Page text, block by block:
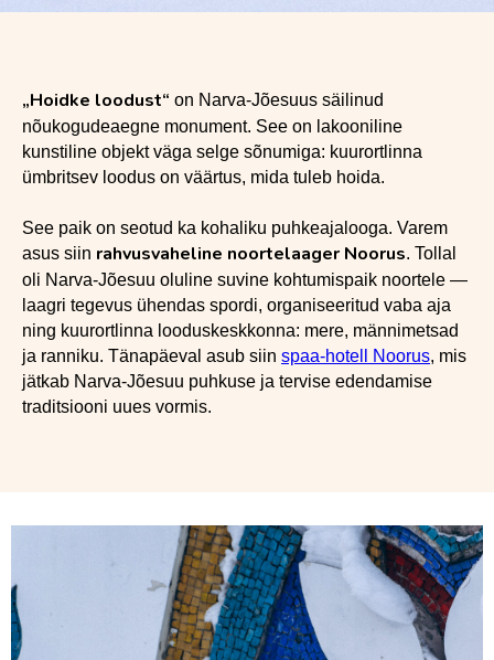
„Hoidke loodust“ on Narva-Jõesuus säilinud
nõukogudeaegne monument. See on lakooniline
kunstiline objekt väga selge sõnumiga: kuurortlinna
ümbritsev loodus on väärtus, mida tuleb hoida.
See paik on seotud ka kohaliku puhkeajalooga. Varem
asus siin rahvusvaheline noortelaager Noorus. Tollal
oli Narva-Jõesuu oluline suvine kohtumispaik noortele —
laagri tegevus ühendas spordi, organiseeritud vaba aja
ning kuurortlinna looduskeskkonna: mere, männimetsad
ja ranniku. Tänapäeval asub siin spaa-hotell Noorus, mis
jätkab Narva-Jõesuu puhkuse ja tervise edendamise
traditsiooni uues vormis.